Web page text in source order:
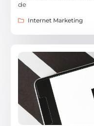
de
Internet Marketing